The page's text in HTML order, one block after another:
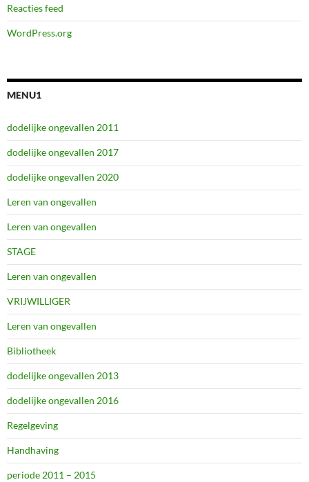
Reacties feed
WordPress.org
MENU1
dodelijke ongevallen 2011
dodelijke ongevallen 2017
dodelijke ongevallen 2020
Leren van ongevallen
Leren van ongevallen
STAGE
Leren van ongevallen
VRIJWILLIGER
Leren van ongevallen
Bibliotheek
dodelijke ongevallen 2013
dodelijke ongevallen 2016
Regelgeving
Handhaving
periode 2011 – 2015